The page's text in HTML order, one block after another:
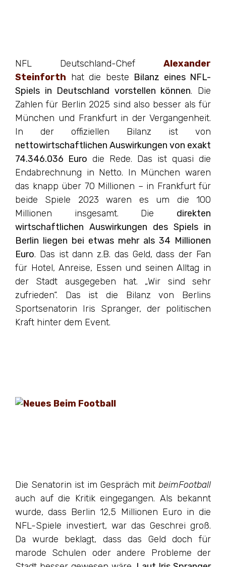
NFL Deutschland-Chef Alexander
Steinforth hat die beste Bilanz eines NFL-
Spiels in Deutschland vorstellen können. Die
Zahlen für Berlin 2025 sind also besser als für
München und Frankfurt in der Vergangenheit.
In der offiziellen Bilanz ist von
nettowirtschaftlichen Auswirkungen von exakt
74.346.036 Euro die Rede. Das ist quasi die
Endabrechnung in Netto. In München waren
das knapp über 70 Millionen – in Frankfurt für
beide Spiele 2023 waren es um die 100
Millionen insgesamt. Die direkten
wirtschaftlichen Auswirkungen des Spiels in
Berlin liegen bei etwas mehr als 34 Millionen
Euro. Das ist dann z.B. das Geld, dass der Fan
für Hotel, Anreise, Essen und seinen Alltag in
der Stadt ausgegeben hat. „Wir sind sehr
zufrieden“. Das ist die Bilanz von Berlins
Sportsenatorin Iris Spranger, der politischen
Kraft hinter dem Event.
Die Senatorin ist im Gespräch mit beimFootball
auch auf die Kritik eingegangen. Als bekannt
wurde, dass Berlin 12,5 Millionen Euro in die
NFL-Spiele investiert, war das Geschrei groß.
Da wurde beklagt, dass das Geld doch für
marode Schulen oder andere Probleme der